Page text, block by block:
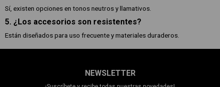
Sí, existen opciones en tonos neutros y llamativos.
5. ¿Los accesorios son resistentes?
Están diseñados para uso frecuente y materiales duraderos.
NEWSLETTER